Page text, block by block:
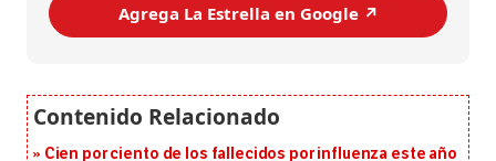
Agrega La Estrella en Google ↗️
Cien por ciento de los fallecidos por influenza este año